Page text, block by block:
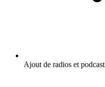
Ajout de radios et